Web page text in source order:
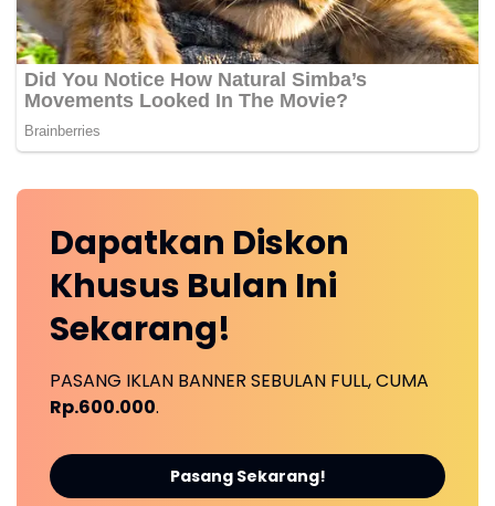
Dapatkan Diskon
Khusus Bulan Ini
Sekarang!
PASANG IKLAN BANNER SEBULAN FULL, CUMA
Rp.600.000.
Pasang Sekarang!